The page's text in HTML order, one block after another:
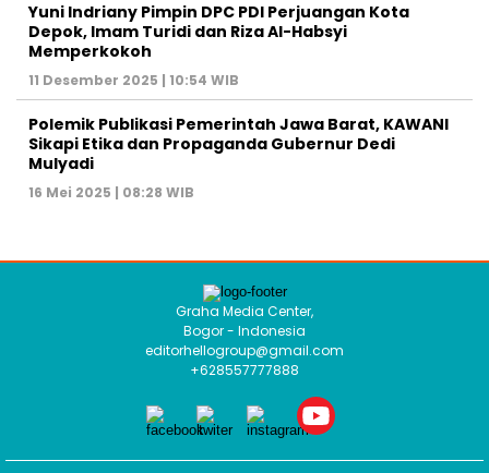
Yuni Indriany Pimpin DPC PDI Perjuangan Kota
Depok, Imam Turidi dan Riza Al-Habsyi
Memperkokoh
11 Desember 2025 | 10:54 WIB
Polemik Publikasi Pemerintah Jawa Barat, KAWANI
Sikapi Etika dan Propaganda Gubernur Dedi
Mulyadi
16 Mei 2025 | 08:28 WIB
Graha Media Center,
Bogor - Indonesia
editorhellogroup@gmail.com
+628557777888